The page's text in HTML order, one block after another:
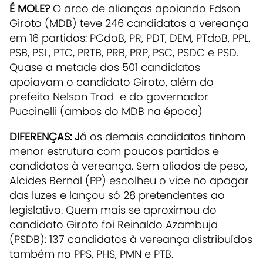
É MOLE? O arco de alianças apoiando Edson
Giroto (MDB) teve 246 candidatos a vereança
em 16 partidos: PCdoB, PR, PDT, DEM, PTdoB, PPL,
PSB, PSL, PTC, PRTB, PRB, PRP, PSC, PSDC e PSD.
Quase a metade dos 501 candidatos
apoiavam o candidato Giroto, além do
prefeito Nelson Trad e do governador
Puccinelli (ambos do MDB na época)
DIFERENÇAS: Já os demais candidatos tinham
menor estrutura com poucos partidos e
candidatos à vereança. Sem aliados de peso,
Alcides Bernal (PP) escolheu o vice no apagar
das luzes e lançou só 28 pretendentes ao
legislativo. Quem mais se aproximou do
candidato Giroto foi Reinaldo Azambuja
(PSDB): 137 candidatos à vereança distribuídos
também no PPS, PHS, PMN e PTB.